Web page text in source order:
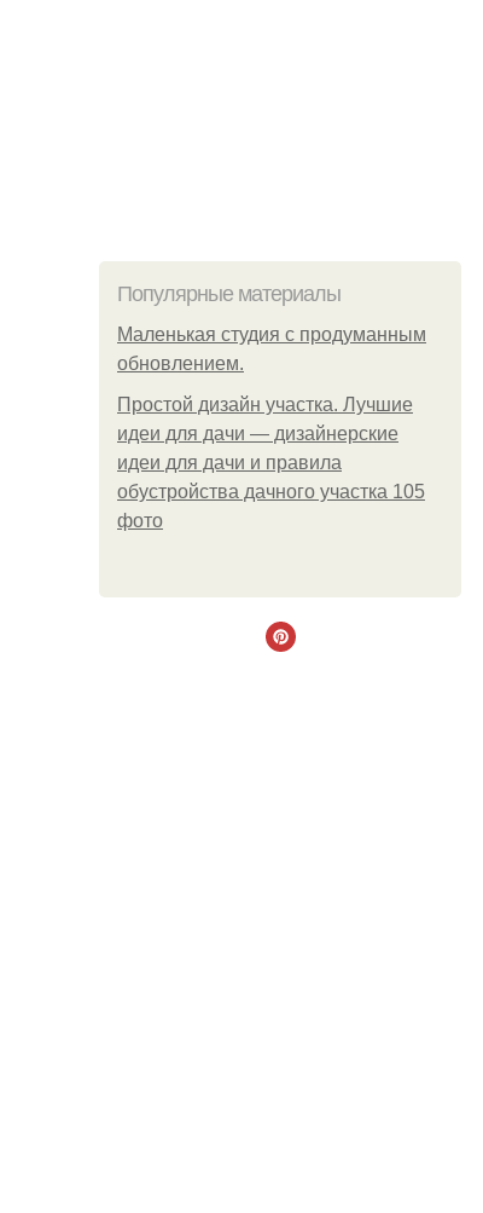
Популярные материалы
Маленькая студия с продуманным
обновлением.
Простой дизайн участка. Лучшие
идеи для дачи — дизайнерские
идеи для дачи и правила
обустройства дачного участка 105
фото